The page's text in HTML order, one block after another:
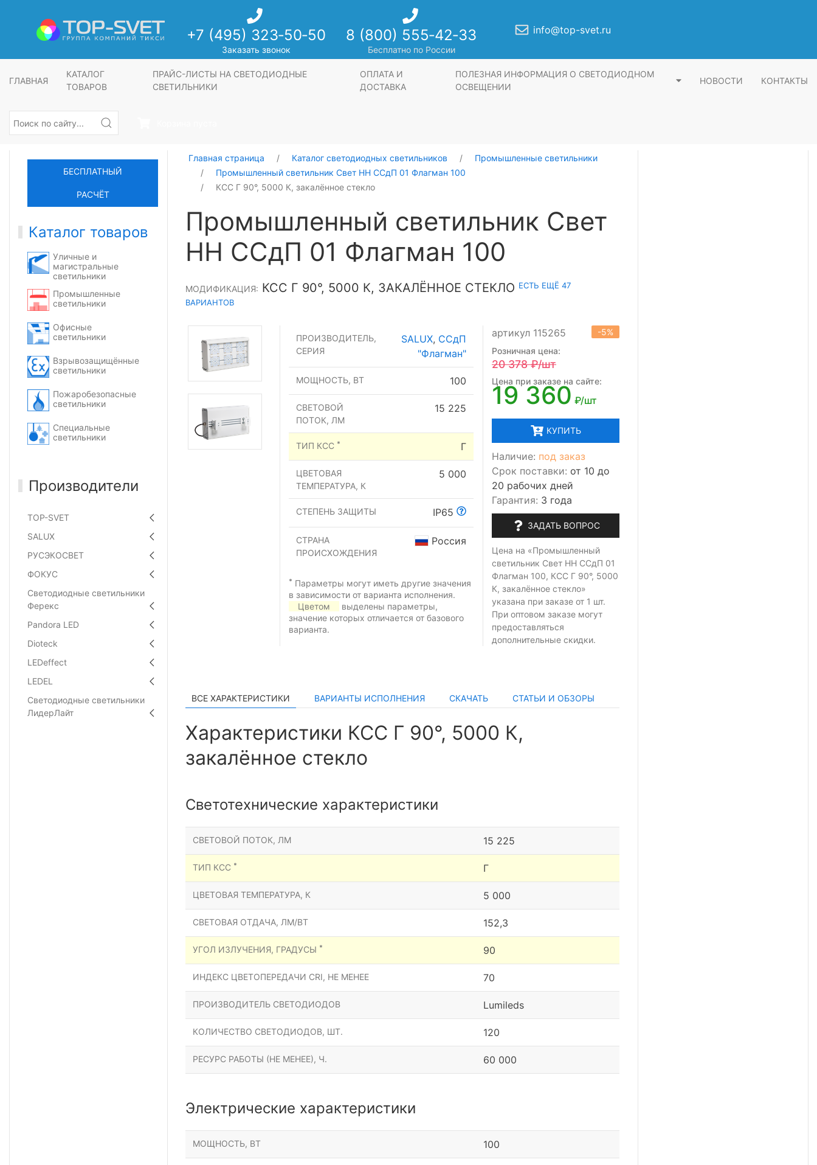
+7 (495) 323‑50‑50
Заказать звонок
8 (800) 555‑42‑33
Бесплатно по России
info@top-svet.ru
ГЛАВНАЯ
КАТАЛОГ
ТОВАРОВ
ПРАЙС-ЛИСТЫ НА СВЕТОДИОДНЫЕ
СВЕТИЛЬНИКИ
ОПЛАТА И
ДОСТАВКА
ПОЛЕЗНАЯ ИНФОРМАЦИЯ О СВЕТОДИОДНОМ
ОСВЕЩЕНИИ
НОВОСТИ КОНТАКТЫ
БЕСПЛАТНЫЙ
РАСЧЁТ
Каталог товаров
Уличные и
магистральные
светильники
Промышленные
светильники
Офисные
светильники
Взрывозащищённые
светильники
Пожаробезопасные
светильники
Специальные
светильники
Производители
TOP-SVET
SALUX
РУСЭКОСВЕТ
ФОКУС
Светодиодные светильники
Ферекс
Pandora LED
Dioteck
LEDeffect
LEDEL
Светодиодные светильники
ЛидерЛайт
Главная страница Каталог светодиодных светильников
Промышленные светильники
Промышленный светильник Свет НН ССдП 01 Флагман 100
КСС Г 90°, 5000 К, закалённое стекло
Промышленный светильник Свет
НН ССдП 01 Флагман 100
МОДИФИКАЦИЯ: КСС Г 90°, 5000 К, ЗАКАЛЁННОЕ СТЕКЛО ЕСТЬ ЕЩЁ 47
ВАРИАНТОВ
ПРОИЗВОДИТЕЛЬ,
СЕРИЯ
SALUX, ССдП
"Флагман"
МОЩНОСТЬ, ВТ 100
СВЕТОВОЙ
ПОТОК, ЛМ
15 225
ТИП КСС * Г
ЦВЕТОВАЯ
ТЕМПЕРАТУРА, К
5 000
СТЕПЕНЬ ЗАЩИТЫ IP65
СТРАНА
ПРОИСХОЖДЕНИЯ
Россия
* Параметры могут иметь другие значения
в зависимости от варианта исполнения.
Цветом
выделены параметры,
значение которых отличается от базового
варианта.
артикул 115265
-5%
Розничная цена:
20 378₽/шт
Цена при заказе на сайте:
19 360 ₽/шт
КУПИТЬ
Наличие: под заказ
Срок поставки: от 10 до
20 рабочих дней
Гарантия: 3 года
ЗАДАТЬ ВОПРОС
Цена на «Промышленный
светильник Свет НН ССдП 01
Флагман 100, КСС Г 90°, 5000
К, закалённое стекло»
указана при заказе от 1 шт.
При оптовом заказе могут
предоставляться
дополнительные скидки.
ВСЕ ХАРАКТЕРИСТИКИ ВАРИАНТЫ ИСПОЛНЕНИЯ СКАЧАТЬ СТАТЬИ И ОБЗОРЫ
Характеристики КСС Г 90°, 5000 К,
закалённое стекло
Светотехнические характеристики
СВЕТОВОЙ ПОТОК, ЛМ 15 225
ТИП КСС * Г
ЦВЕТОВАЯ ТЕМПЕРАТУРА, К 5 000
СВЕТОВАЯ ОТДАЧА, ЛМ/ВТ 152,3
УГОЛ ИЗЛУЧЕНИЯ, ГРАДУСЫ * 90
ИНДЕКС ЦВЕТОПЕРЕДАЧИ CRI, НЕ МЕНЕЕ 70
ПРОИЗВОДИТЕЛЬ СВЕТОДИОДОВ Lumileds
КОЛИЧЕСТВО СВЕТОДИОДОВ, ШТ. 120
РЕСУРС РАБОТЫ (НЕ МЕНЕЕ), Ч. 60 000
Электрические характеристики
МОЩНОСТЬ, ВТ 100